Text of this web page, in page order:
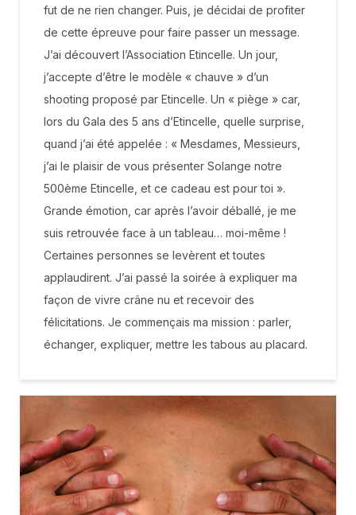
fut de ne rien changer. Puis, je décidai de profiter
de cette épreuve pour faire passer un message.
J’ai découvert l’Association Etincelle. Un jour,
j’accepte d’être le modèle « chauve » d’un
shooting proposé par Etincelle. Un « piège » car,
lors du Gala des 5 ans d’Etincelle, quelle surprise,
quand j’ai été appelée : « Mesdames, Messieurs,
j’ai le plaisir de vous présenter Solange notre
500ème Etincelle, et ce cadeau est pour toi ».
Grande émotion, car après l’avoir déballé, je me
suis retrouvée face à un tableau… moi-même !
Certaines personnes se levèrent et toutes
applaudirent. J’ai passé la soirée à expliquer ma
façon de vivre crâne nu et recevoir des
félicitations. Je commençais ma mission : parler,
échanger, expliquer, mettre les tabous au placard.